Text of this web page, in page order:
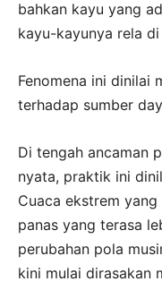
bahkan kayu yang
kayu-kayunya rela
Fenomena ini dinilai
terhadap sumber
Di tengah ancaman
nyata, praktik ini
Cuaca ekstrem
panas yang terasa
perubahan pola
kini mulai dirasakan